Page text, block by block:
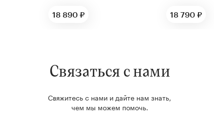
18 890 ₽ 18 790 ₽
Связаться с нами
Свяжитесь с нами и дайте нам знать,
чем мы можем помочь.